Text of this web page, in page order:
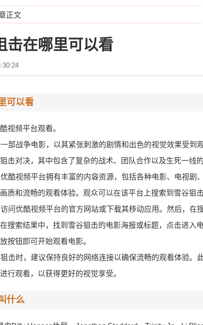
正文
击在哪里可以看
可以看
视频平台观看。
部战争电影，以其紧张刺激的剧情和出色的视觉效果受到
击对决，其中包含了复杂的战术、团队合作以及生死一线的
酷视频平台拥有丰富的内容资源，包括各种电影、电视剧
质和流畅的观看体验。观众可以在该平台上搜索到雪谷狙
问优酷视频平台的官方网站或下载其移动应用。然后，在
搜索结果中，找到雪谷狙击的电影海报或标题，点击进入
按钮即可开始观看电影。
击时，建议保持良好的网络连接以确保流畅的观看体验。
行观看，以获得更好的视觉享受。
什么